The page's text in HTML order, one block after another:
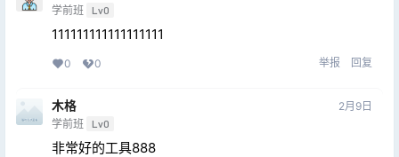
学前班 Lv0
111111111111111111
0 0 举报 回复
木格
学前班 Lv0
2月9日
非常好的工具888